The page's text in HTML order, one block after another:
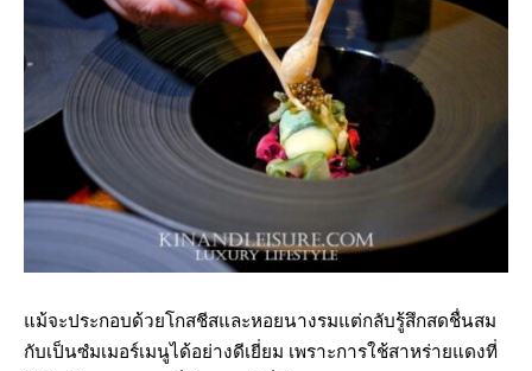
แม้จะประกอบด้วยโกสชีสและหอยนางรมแต่กลับรู้สึกสดชื่นสม
กับเป็นซํมเมอร์เมนูได้อย่างดีเยี่ยม เพราะการใช้สาหร่ายแดงที่